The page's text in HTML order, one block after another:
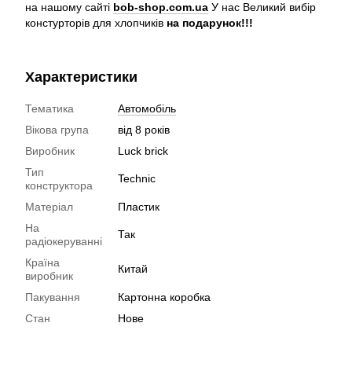
на нашому сайті bob-shop.com.ua У нас Великий вибір
констурторів для хлопчиків на подарунок!!!
Характеристики
Тематика
Автомобіль
Вікова група
від 8 років
Виробник
Luck brick
Тип
конструктора
Technic
Матеріал
Пластик
На
радіокеруванні
Так
Країна
виробник
Китай
Пакування
Картонна коробка
Стан
Нове